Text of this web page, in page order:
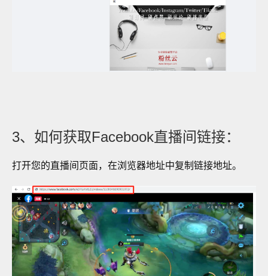
3、如何获取Facebook直播间链接：
打开您的直播间页面，在浏览器地址中复制链接地址。